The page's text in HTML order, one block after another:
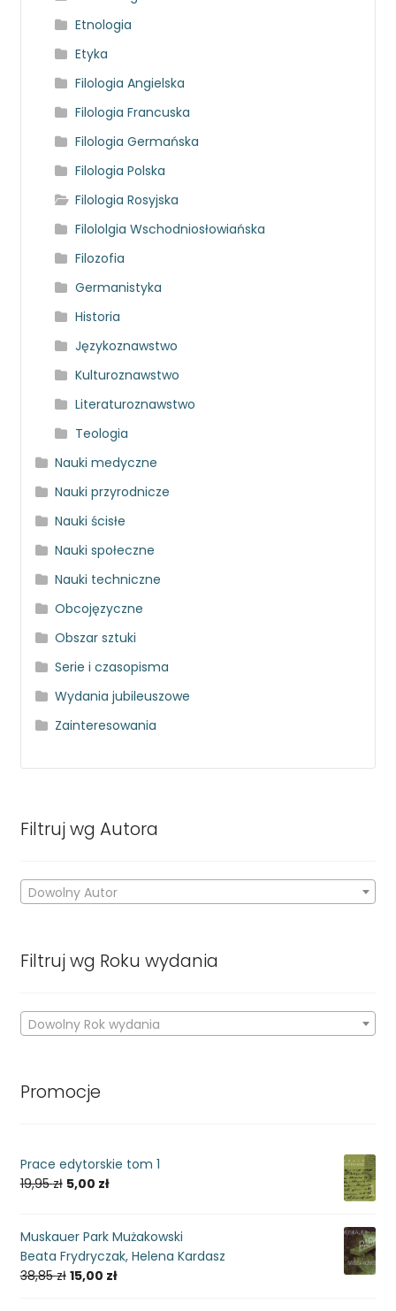
Etnologia
Etyka
Filologia Angielska
Filologia Francuska
Filologia Germańska
Filologia Polska
Filologia Rosyjska
Filololgia Wschodniosłowiańska
Filozofia
Germanistyka
Historia
Językoznawstwo
Kulturoznawstwo
Literaturoznawstwo
Teologia
Nauki medyczne
Nauki przyrodnicze
Nauki ścisłe
Nauki społeczne
Nauki techniczne
Obcojęzyczne
Obszar sztuki
Serie i czasopisma
Wydania jubileuszowe
Zainteresowania
Filtruj wg Autora
Dowolny Autor
Filtruj wg Roku wydania
Dowolny Rok wydania
Promocje
Prace edytorskie tom 1
19,95zł 5,00 zł
Muskauer Park Mużakowski
Beata Frydryczak, Helena Kardasz
38,85zł 15,00 zł